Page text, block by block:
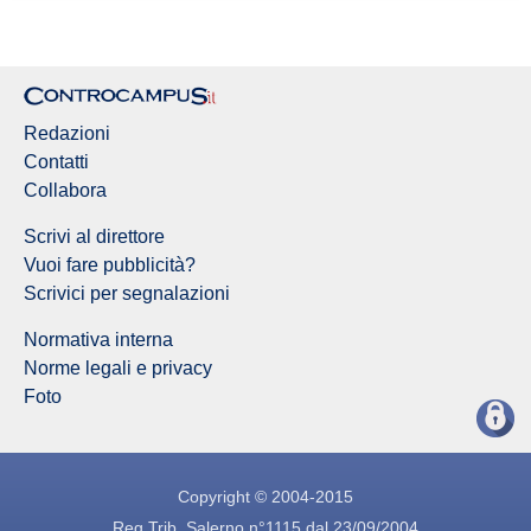
Redazioni
Contatti
Collabora
Scrivi al direttore
Vuoi fare pubblicità?
Scrivici per segnalazioni
Normativa interna
Norme legali e privacy
Foto
Copyright © 2004-2015
Reg.Trib. Salerno n°1115 dal 23/09/2004